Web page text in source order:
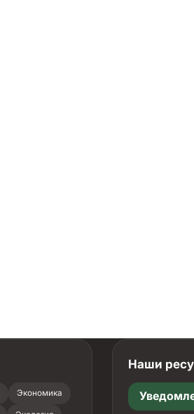
Экономика
Наши